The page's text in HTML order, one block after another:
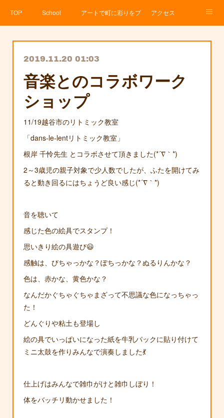
TOP School アートで町に彩りをプロジェクト
アクセス
2019.11.20 01:03
音楽とのコラボワーク
ショップ
11/19越谷市のリトミック教室
「dans-le-lentリトミック教室」
根岸 千怜先生 とコラボさせて頂きました(*´∇｀*)
2～3歳児の親子対象で少人数でしたが、ふたを開けてみ
ると動き回るにはちょうど良い感じ(*´∇｀*)
音を聴いて
感じた色の絵具でスタンプ！
思いきり絵の具遊び😃
感触は、びちゃっかな？ぽちっかな？ぬるりんかな？
色は、赤かな、黄色かな？
なんだかぐちゃぐちゃまざって不思議な色になっちゃっ
た！
どんぐりや粘土も登場し
絵の具でいっぱいになった紙を牛乳パックに貼り付けて
ミニ太鼓を作りみんなで演奏しました💃
仕上げはみんなで雑巾がけと雑巾しぼり！
体をバッチリ動かせました！